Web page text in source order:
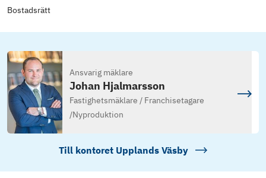
Bostadsrätt
Ansvarig mäklare
Johan Hjalmarsson
Fastighetsmäklare / Franchisetagare
/Nyproduktion
Till kontoret Upplands Väsby